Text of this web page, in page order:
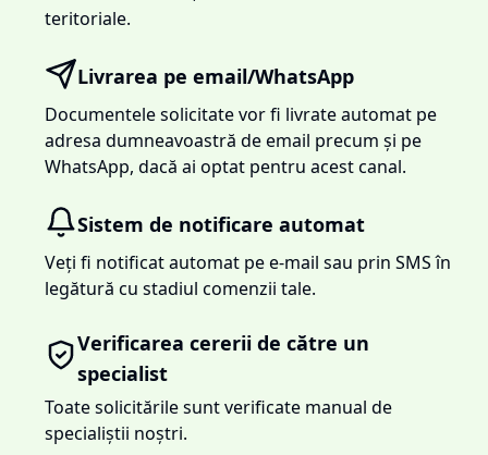
teritoriale.
Livrarea pe email/WhatsApp
Documentele solicitate vor fi livrate automat pe
adresa dumneavoastră de email precum și pe
WhatsApp, dacă ai optat pentru acest canal.
Sistem de notificare automat
Veți fi notificat automat pe e-mail sau prin SMS în
legătură cu stadiul comenzii tale.
Verificarea cererii de către un
specialist
Toate solicitările sunt verificate manual de
specialiștii noștri.